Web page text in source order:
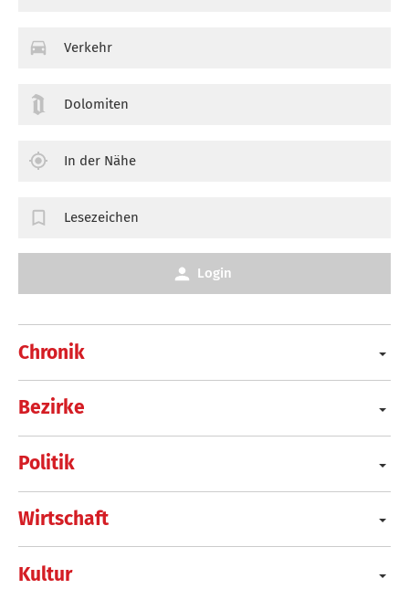
Chronik
Bezirke
Politik
Wirtschaft
Kultur
Verkehr
Dolomiten
In der Nähe
Lesezeichen
Login